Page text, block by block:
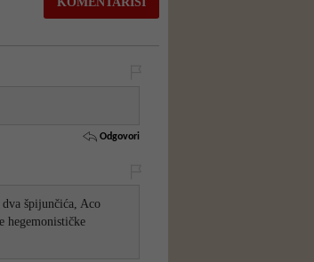
Odgovori
špijunčića, Aco
hegemonističke